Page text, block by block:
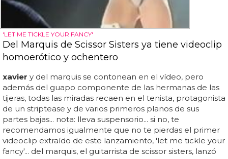
'LET ME TICKLE YOUR FANCY'
Del Marquis de Scissor Sisters ya tiene videoclip
homoerótico y ochentero
xavier y del marquis se contonean en el vídeo, pero
además del guapo componente de las hermanas de las
tijeras, todas las miradas recaen en el tenista, protagonista
de un striptease y de varios primeros planos de sus
partes bajas... nota: lleva suspensorio... si no, te
recomendamos igualmente que no te pierdas el primer
videoclip extraído de este lanzamiento, 'let me tickle your
fancy'... del marquis, el guitarrista de scissor sisters, lanzó